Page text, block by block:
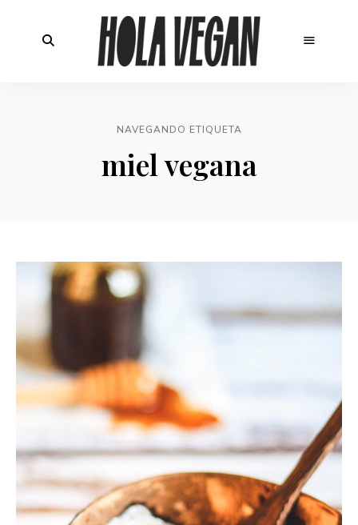
NAVEGANDO ETIQUETA
miel vegana